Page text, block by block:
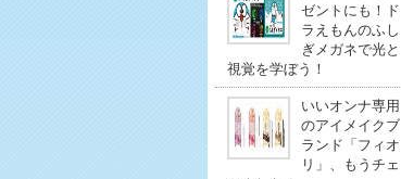
ゼントにも！ド
ラえもんのふし
ぎメガネで光と
視覚を学ぼう！
いいオンナ専用
のアイメイクブ
ランド「フィオ
リ」、もうチェ